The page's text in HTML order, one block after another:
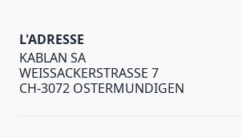
L'ADRESSE
KABLAN SA
WEISSACKERSTRASSE 7
CH-3072 OSTERMUNDIGEN